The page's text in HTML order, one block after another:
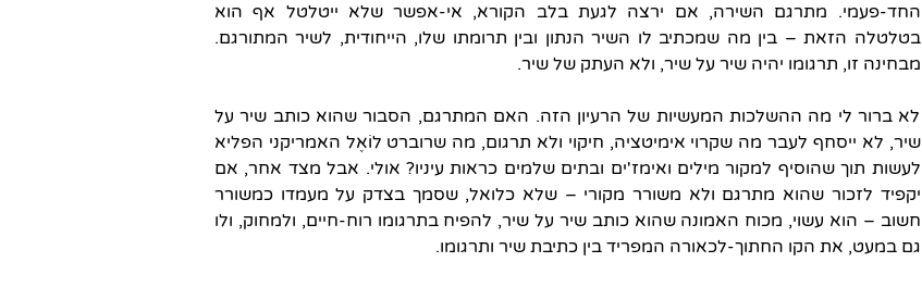
החד-פעמי. מתרגם השירה, אם ירצה לגעת בלב הקורא, אי-אפשר שלא ייטלטל אף הוא
בטלטלה הזאת – בין מה שמכתיב לו השיר הנתון ובין תרומתו שלו, הייחודית, לשיר המתורגם.
מבחינה זו, תרגומו יהיה שיר על שיר, ולא העתק של שיר.
לא ברור לי מה ההשלכות המעשיות של הרעיון הזה. האם המתרגם, הסבור שהוא כותב שיר על
שיר, לא ייסחף לעבר מה שקרוי אימיטציה, חיקוי ולא תרגום, מה שרוברט לוֹאֶל האמריקני הפליא
לעשות תוך שהוסיף למקור מילים ואימז'ים ובתים שלמים כראות עיניו? אולי. אבל מצד אחר, אם
יקפיד לזכור שהוא מתרגם ולא משורר מקורי – שלא כלואל, שסמך בצדק על מעמדו כמשורר
חשוב – הוא עשוי, מכוח האמונה שהוא כותב שיר על שיר, להפיח בתרגומו רוח-חיים, ולמחוק, ולו
גם במעט, את הקו החתוך-לכאורה המפריד בין כתיבת שיר ותרגומו.